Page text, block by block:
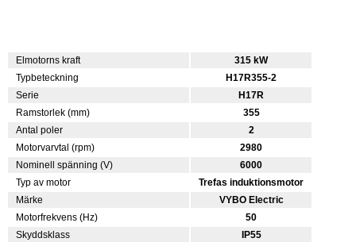
Elmotorns kraft
315 kW
Typbeteckning
H17R355-2
Serie
H17R
Ramstorlek (mm)
355
Antal poler
2
Motorvarvtal (rpm)
2980
Nominell spänning (V)
6000
Typ av motor
Trefas induktionsmotor
Märke
VYBO Electric
Motorfrekvens (Hz)
50
Skyddsklass
IP55